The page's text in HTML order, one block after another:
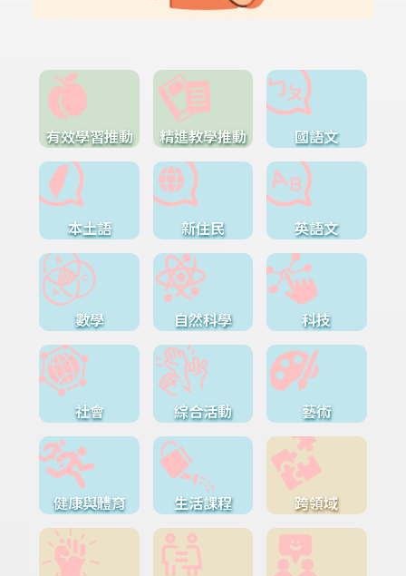
有效學習推動 精進教學推動 國語文
本土語 新住民 英語文
數學 自然科學 科技
社會 綜合活動 藝術
健康與體育 生活課程 跨領域